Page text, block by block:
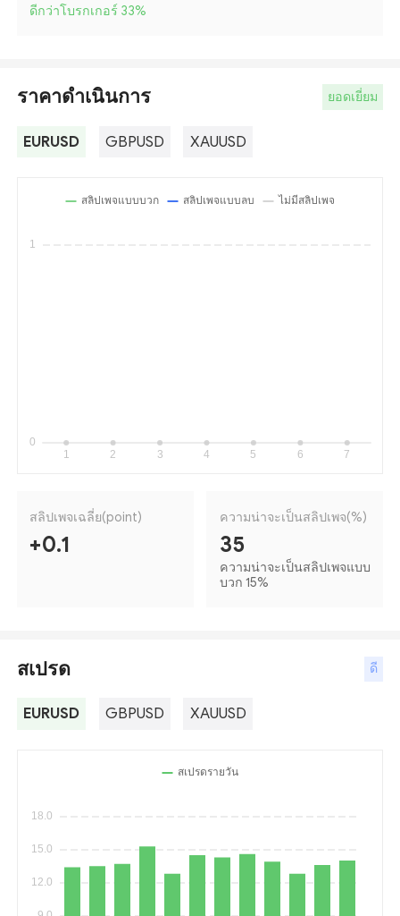
ดีกว่าโบรกเกอร์ 33%
ราคาดำเนินการ ยอดเยี่ยม
EURUSD GBPUSD XAUUSD
สลิปเพจเฉลี่ย(point)
+0.1
ความน่าจะเป็นสลิปเพจ(%)
35
ความน่าจะเป็นสลิปเพจแบบ
บวก 15%
สเปรด ดี
EURUSD GBPUSD XAUUSD